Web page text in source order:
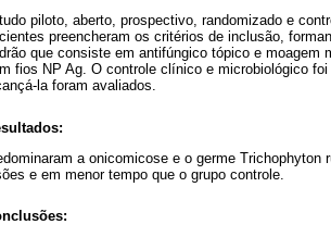
piloto, aberto, prospectivo, randomizado e
preencheram os critérios de inclusão,
que consiste em antifúngico tópico e
fios NP Ag. O controle clínico e microbiológico
la foram avaliados.
a onicomicose e o germe
e em menor tempo que o grupo controle.